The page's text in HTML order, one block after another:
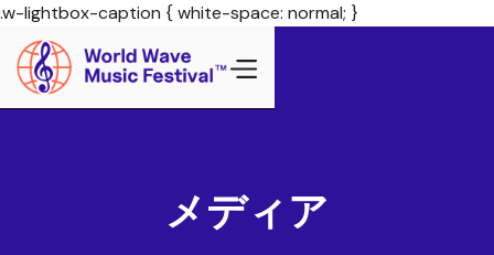
.w-lightbox-caption { white-space: normal; }
メディア